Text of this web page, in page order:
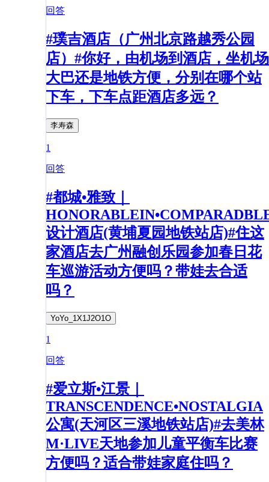
回答
#璞吉酒店（广州北京路越秀公园
店）#你好，由机场到酒店，坐机场
大巴还是地铁方便，分别在哪个站
下车，下车点距酒店多远？
李寿森
1
回答
#都城•雅致｜
设计酒店(黄埔夏园地铁站店)#住这
家酒店去广州融创乐园参加春日花
车巡游活动方便吗？带娃去合适
吗？
YoYo_1X1J2O1O
1
回答
#爱立斯•江景｜
TRANSCENDENCE•NOSTALGIA
公寓(天河区三溪地铁站店)#去美林
M·LIVE天地参加儿童平衡车比赛
方便吗？适合带娃家庭住吗？